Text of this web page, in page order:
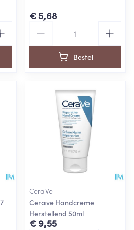
€ 5,68
Bestel
CeraVe
Cerave Handcreme
Herstellend 50ml
€ 9,55